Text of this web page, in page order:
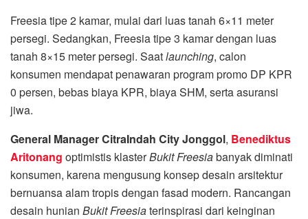
Freesia tipe 2 kamar, mulai dari luas tanah 6×11 meter
persegi. Sedangkan, Freesia tipe 3 kamar dengan luas
tanah 8×15 meter persegi. Saatlaunching, calon
konsumen mendapat penawaran program promo DP KPR
0 persen, bebas biaya KPR, biaya SHM, serta asuransi
jiwa.
General Manager CitraIndah City Jonggol, Benediktus
Aritonang optimistis klasterBukit Freesiabanyak diminati
konsumen, karena mengusung konsep desain arsitektur
bernuansa alam tropis dengan fasad modern. Rancangan
desain hunian Bukit Freesiaterinspirasi dari keinginan